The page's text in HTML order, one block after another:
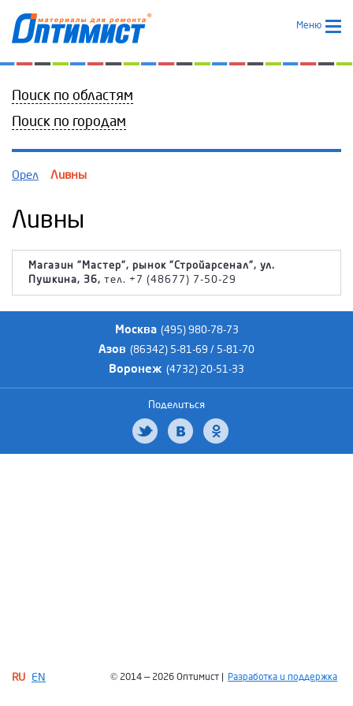
Меню
Поиск по областям
Поиск по городам
Орел Ливны
Ливны
Магазин "Мастер", рынок "Стройарсенал", ул.
Пушкина, 36, тел. +7 (48677) 7-50-29
Москва (495) 980-78-73
Азов (86342) 5-81-69 / 5-81-70
Воронеж (4732) 20-51-33
Поделиться
RU EN © 2014 — 2026 Оптимист | Разработка и поддержка